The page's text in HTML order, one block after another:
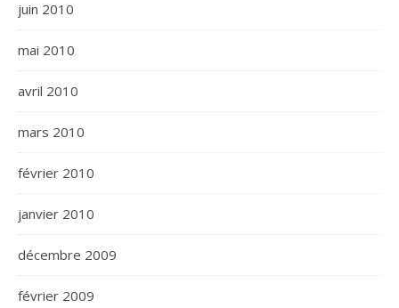
juin 2010
mai 2010
avril 2010
mars 2010
février 2010
janvier 2010
décembre 2009
février 2009